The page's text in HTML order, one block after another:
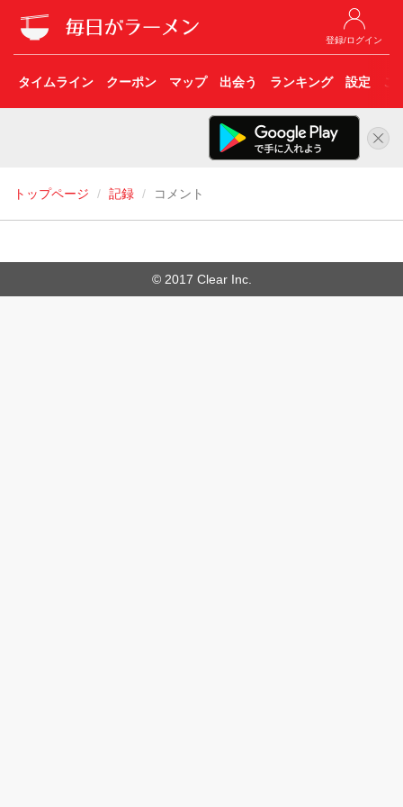
登録/ログイン
タイムライン クーポン マップ 出会う ランキング 設定 こ
トップページ 記録 コメント
© 2017 Clear Inc.